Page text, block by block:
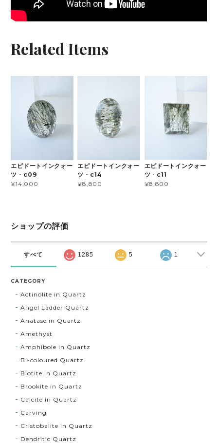
Related Items
エピドートインクォー
ツ - c09
¥14,000
エピドートインクォー
ツ - c14
¥8,800
エピドートインクォー
ツ - c11
¥8,800
ショップの評価
すべて 1285 5 1
CATEGORY
Actinolite in Quartz
Angel Ladder Quartz
Anatase in Quartz
Amethyst
Amphibole in Quartz
Bi-coloured Quartz
Biotite in Quartz
Brookite in Quartz
Calcite in Quartz
Carving
Cristobalite in Quartz
Dendritic Quartz